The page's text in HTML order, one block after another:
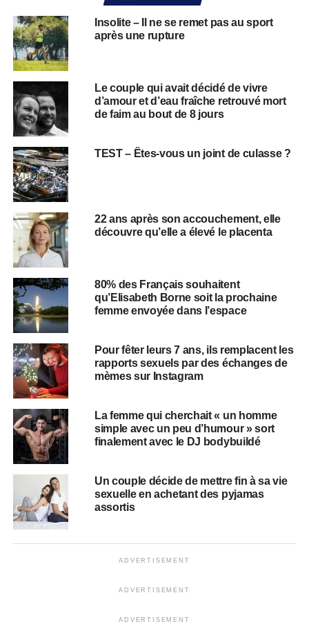
Insolite – Il ne se remet pas au sport
après une rupture
Le couple qui avait décidé de vivre
d’amour et d’eau fraîche retrouvé mort
de faim au bout de 8 jours
TEST – Êtes-vous un joint de culasse ?
22 ans après son accouchement, elle
découvre qu’elle a élevé le placenta
80% des Français souhaitent
qu’Elisabeth Borne soit la prochaine
femme envoyée dans l’espace
Pour fêter leurs 7 ans, ils remplacent les
rapports sexuels par des échanges de
mèmes sur Instagram
La femme qui cherchait « un homme
simple avec un peu d’humour » sort
finalement avec le DJ bodybuildé
Un couple décide de mettre fin à sa vie
sexuelle en achetant des pyjamas
assortis
ADVERTISEMENT
ADVERTISEMENT
ADVERTISEMENT